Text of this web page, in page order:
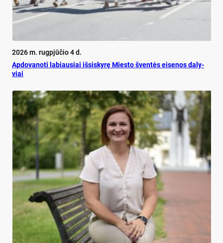
2026 m. rugpjūčio 4 d.
Ap­do­va­no­ti la­biau­siai iš­si­sky­rę Mies­to šven­tės ei­se­nos da­ly­
viai